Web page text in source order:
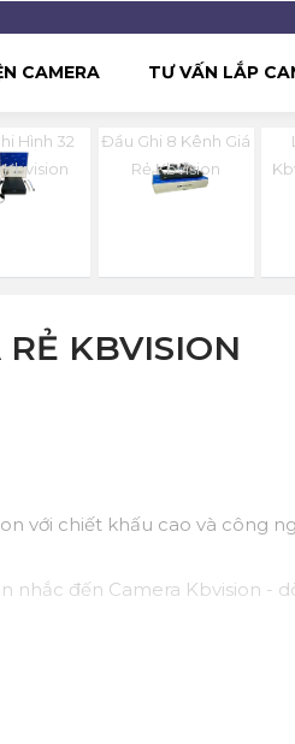
CAMERA TƯ VẤN LẮP
Hình 32
Kbvision
Đầu Ghi 8 Kênh Giá
Rẻ Kbvision
KBVISION
với chiết khấu cao và công
nhắc đến Camera Kbvision -
văn phòng của bạn một cách